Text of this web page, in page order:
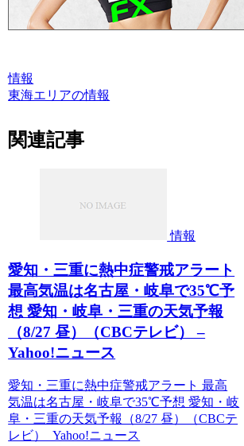
情報
東海エリアの情報
関連記事
情報
愛知・三重に熱中症警戒アラート
最高気温は名古屋・岐阜で35℃予
想 愛知・岐阜・三重の天気予報
（8/27 昼）（CBCテレビ） –
Yahoo!ニュース
愛知・三重に熱中症警戒アラート 最高
気温は名古屋・岐阜で35℃予想 愛知・岐
阜・三重の天気予報（8/27 昼）（CBCテ
レビ） Yahoo!ニュース